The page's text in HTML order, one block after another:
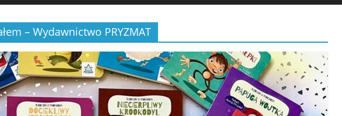
– Wydawnictwo PRYZMAT